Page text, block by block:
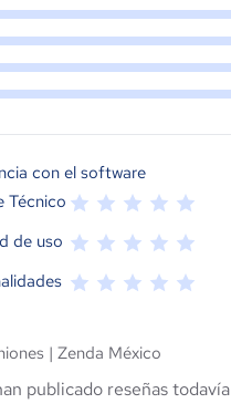
con el software
Técnico
de uso
| Zenda México
publicado reseñas todavía